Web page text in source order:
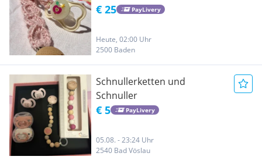
€ 25 PayLivery
Heute, 02:00 Uhr
2500 Baden
Schnullerketten und
Schnuller
€ 5 PayLivery
05.08. - 23:24 Uhr
2540 Bad Vöslau